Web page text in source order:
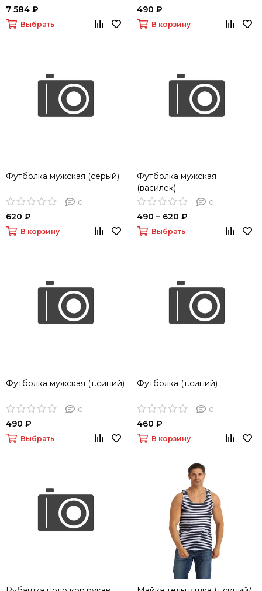
7 584 ₽
Выбрать
490 ₽
В корзину
Футболка мужская (серый)
0
620 ₽
В корзину
Футболка мужская
(василек)
0
490 – 620 ₽
Выбрать
Футболка мужская (т.синий)
0
490 ₽
Выбрать
Футболка (т.синий)
0
460 ₽
В корзину